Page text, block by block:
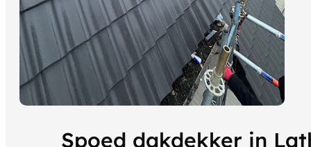
Spoed dakdekker in